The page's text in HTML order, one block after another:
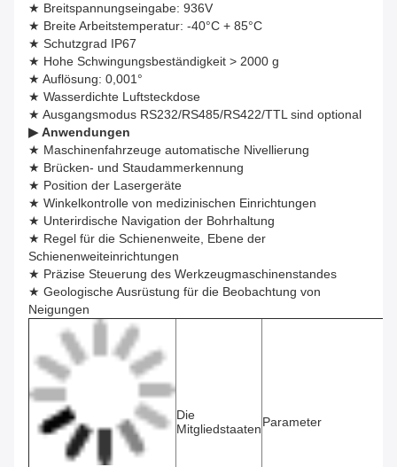
★ Breitspannungseingabe: 936V
★ Breite Arbeitstemperatur: -40°C + 85°C
★ Schutzgrad IP67
★ Hohe Schwingungsbeständigkeit > 2000 g
★ Auflösung: 0,001°
★ Wasserdichte Luftsteckdose
★ Ausgangsmodus RS232/RS485/RS422/TTL sind optional
▶ Anwendungen
★ Maschinenfahrzeuge automatische Nivellierung
★ Brücken- und Staudammerkennung
★ Position der Lasergeräte
★ Winkelkontrolle von medizinischen Einrichtungen
★ Unterirdische Navigation der Bohrhaltung
★ Regel für die Schienenweite, Ebene der
Schienenweiteinrichtungen
★ Präzise Steuerung des Werkzeugmaschinenstandes
★ Geologische Ausrüstung für die Beobachtung von
Neigungen
Die
MitgliedstaatenParameter